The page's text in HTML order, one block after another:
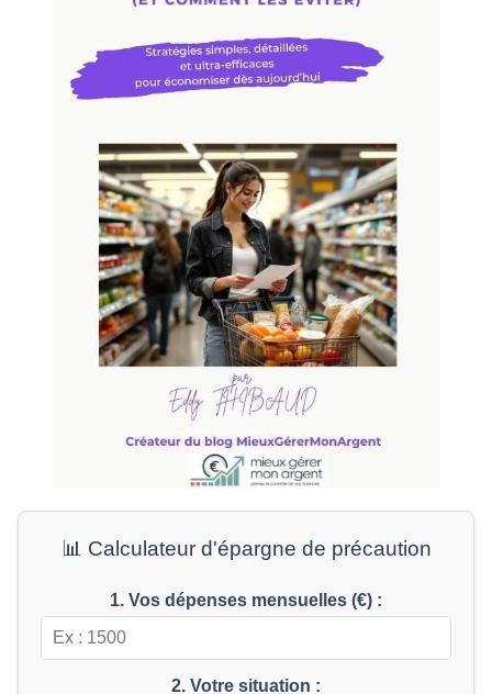
📊 Calculateur d'épargne de précaution
1. Vos dépenses mensuelles (€) :
2. Votre situation :